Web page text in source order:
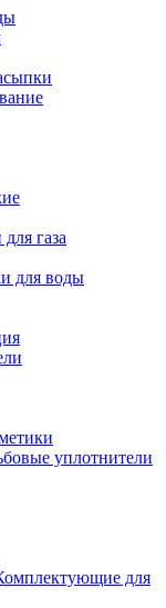
газа
для воды
уплотнители
для